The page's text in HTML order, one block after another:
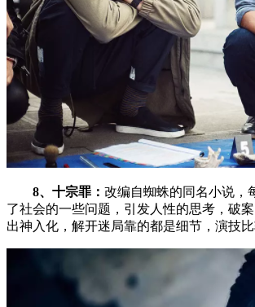
8、十宗罪： 改编自蜘蛛的同名小说，
了社会的一些问题，引发人性的思考，破
出神入化，解开迷局靠的都是细节，演技比